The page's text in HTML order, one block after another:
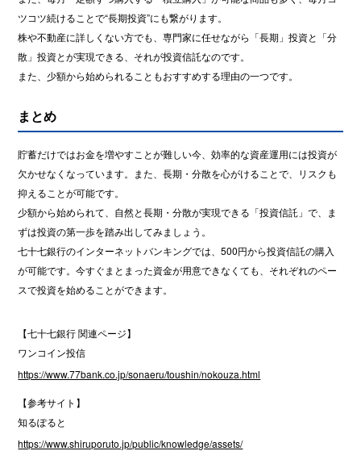
ツコツ続けることで“長期投資”にも繋がります。
株や不動産に詳しくない方でも、専門家に任せながら「長期」投資と「分
散」投資とが実現できる、それが投資信託なのです。
また、少額から始められることもおすすめする理由の一つです。
まとめ
貯蓄だけではお金を増やすことが難しい今、効率的な資産運用には投資が
欠かせなくなっています。また、長期・分散を心がけることで、リスクも
抑えることが可能です。
少額から始められて、自然と長期・分散が実現できる「投資信託」で、ま
ずは投資の第一歩を踏み出してみましょう。
七十七銀行のインターネットバンキングでは、500円から投資信託の購入
が可能です。今すぐまとまった資金が用意できなくても、それぞれのペー
スで投資を始めることができます。
【七十七銀行 関連ページ】
ワンコイン投信
https://www.77bank.co.jp/sonaeru/toushin/nokouza.html
【参考サイト】
知るぽると
https://www.shiruporuto.jp/public/knowledge/assets/